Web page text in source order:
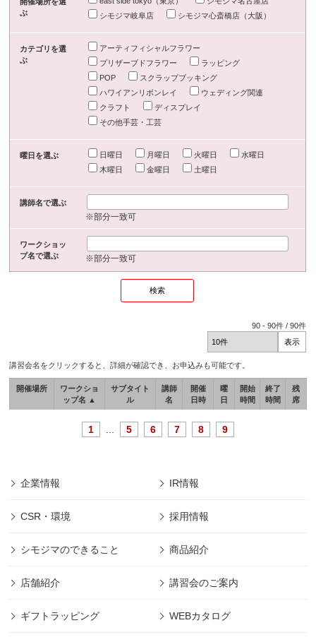
ぶ
シモジマ岐阜店
シモジマ心斎橋店（大阪）
カテゴリを選
ぶ
アーティフィシャルフラワー
プリザーブドフラワー
ラッピング
POP
スクラップブッキング
ハワイアンリボンレイ
ウェディング関連
クラフト
ディスプレイ
その他手芸・工芸
曜日を選ぶ 日曜日 月曜日 火曜日
水曜日
木曜日
金曜日 土曜日
講師名で選ぶ
※部分一致可
ワークショッ
プ名で選ぶ
※部分一致可
90 -90件 /90件
講習会名をクリックすると、詳細が確認でき、お申込みも可能です。
開催場所
ワークショ
ップ名 ▲
サブタイト
ル
講師
名
開催
日時
曜
日
開始
時間
終了
時間
残
席
1 5 6 7 8 9
企業情報 IR情報
CSR・環境 採用情報
シモジマのできること 商品紹介
店舗紹介 講習会のご案内
ギフトラッピング WEBカタログ